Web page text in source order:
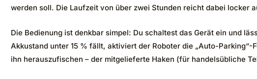
werden soll. Die Laufzeit von über zwei Stunden reicht dabei locker
Die Bedienung ist denkbar simpel: Du schaltest das Gerät ein und
Akkustand unter 15 % fällt, aktiviert der Roboter die „Auto-
ihn herauszufischen – der mitgelieferte Haken (für handelsübliche